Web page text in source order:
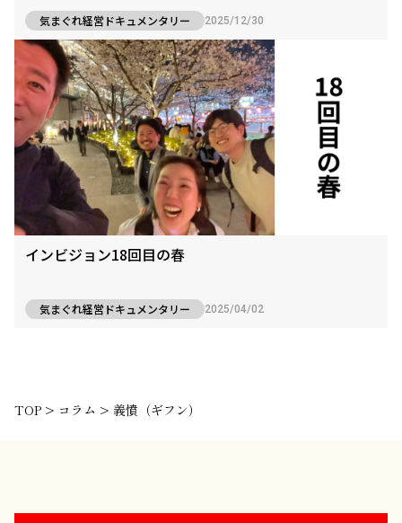
気まぐれ経営ドキュメンタリー 2025/12/30
インビジョン18回目の春
気まぐれ経営ドキュメンタリー 2025/04/02
TOP > コラム > 義憤（ギフン）